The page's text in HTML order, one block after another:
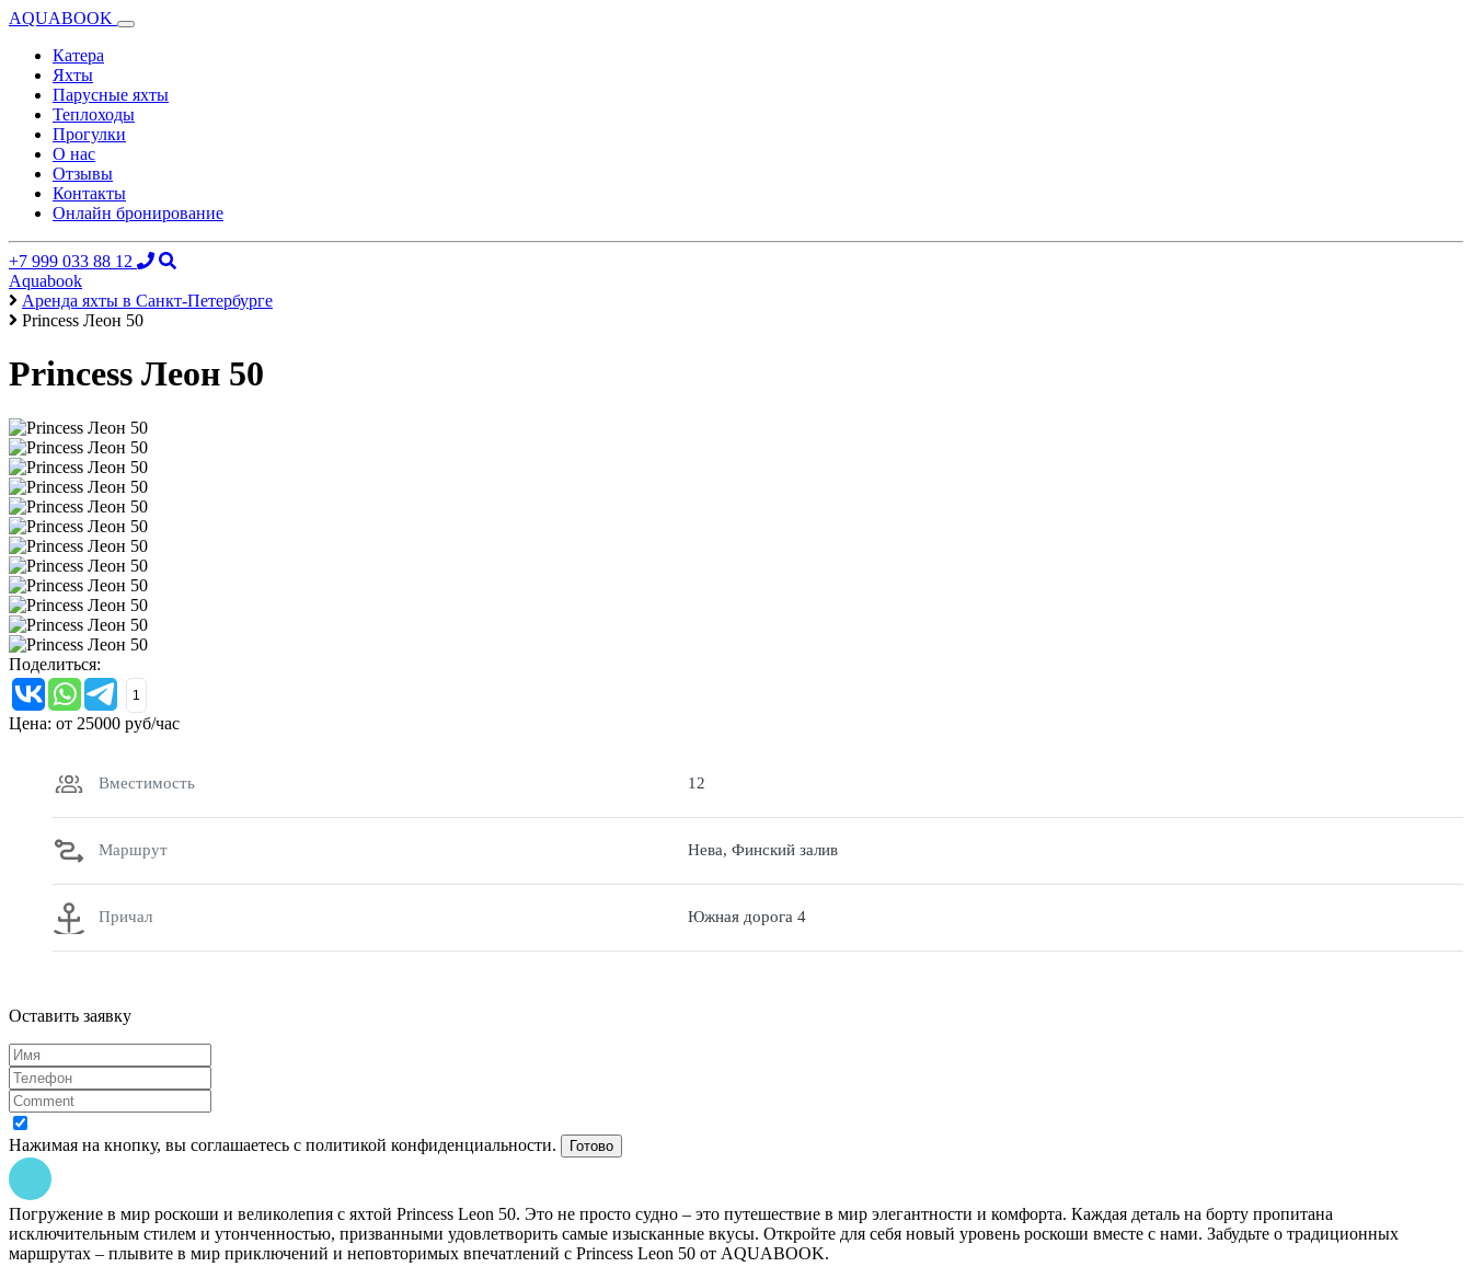
AQUABOOK
Катера
Яхты
Парусные яхты
Теплоходы
Прогулки
О нас
Отзывы
Контакты
Онлайн бронирование
+7 999 033 88 12
Aquabook
Аренда яхты в Санкт-Петербурге
Princess Леон 50
Princess Леон 50
Поделиться:
1
Цена: от 25000 руб/час
Вместимость 12
Маршрут Нева, Финский залив
Причал Южная дорога 4
Оставить заявку
Нажимая на кнопку, вы соглашаетесь с политикой конфиденциальности. Готово
Погружение в мир роскоши и великолепия с яхтой Princess Leon 50. Это не просто судно – это путешествие в мир элегантности и комфорта. Каждая деталь на борту пропитана
исключительным стилем и утонченностью, призванными удовлетворить самые изысканные вкусы. Откройте для себя новый уровень роскоши вместе с нами. Забудьте о традиционных
маршрутах – плывите в мир приключений и неповторимых впечатлений с Princess Leon 50 от AQUABOOK.